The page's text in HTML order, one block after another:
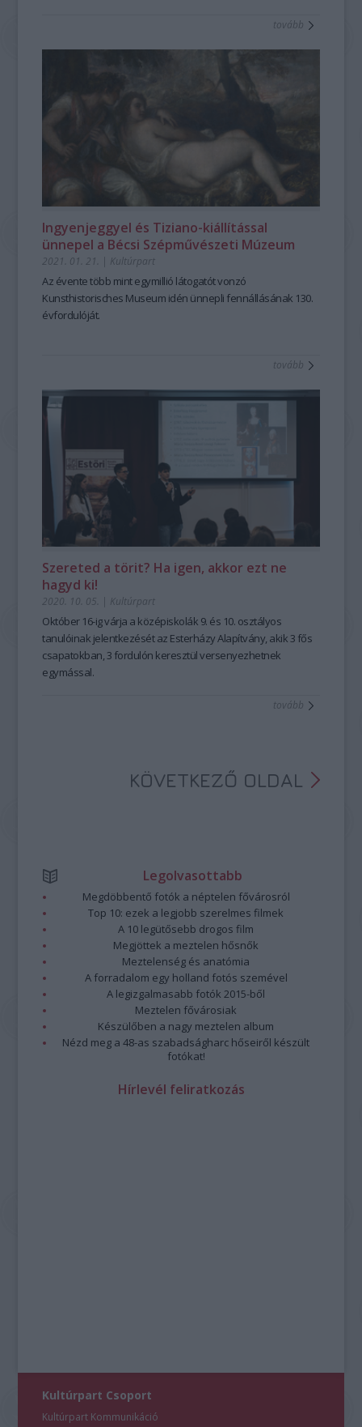
tovább
Ingyenjeggyel és Tiziano-kiállítással
ünnepel a Bécsi Szépművészeti Múzeum
2021. 01. 21. | Kultúrpart
Az évente több mint egymillió látogatót vonzó
Kunsthistorisches Museum idén ünnepli fennállásának 130.
évfordulóját.
tovább
Szereted a törit? Ha igen, akkor ezt ne
hagyd ki!
2020. 10. 05. | Kultúrpart
Október 16-ig várja a középiskolák 9. és 10. osztályos
tanulóinak jelentkezését az Esterházy Alapítvány, akik 3 fős
csapatokban, 3 fordulón keresztül versenyezhetnek
egymással.
tovább
KÖVETKEZŐ OLDAL
Legolvasottabb
Megdöbbentő fotók a néptelen fővárosról
Top 10: ezek a legjobb szerelmes filmek
A 10 legütősebb drogos film
Megjöttek a meztelen hősnők
Meztelenség és anatómia
A forradalom egy holland fotós szemével
A legizgalmasabb fotók 2015-ből
Meztelen fővárosiak
Készülőben a nagy meztelen album
Nézd meg a 48-as szabadságharc hőseiről készült
fotókat!
Hírlevél feliratkozás
Kultúrpart Csoport
Kultúrpart Kommunikáció